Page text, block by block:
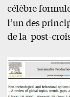
célèbre
l’un des
de la post-